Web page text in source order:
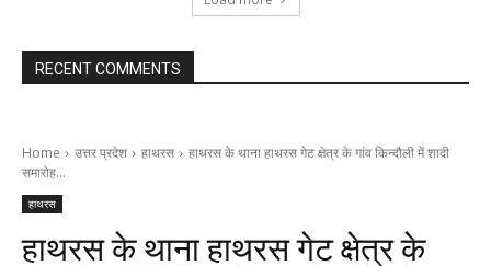
RECENT COMMENTS